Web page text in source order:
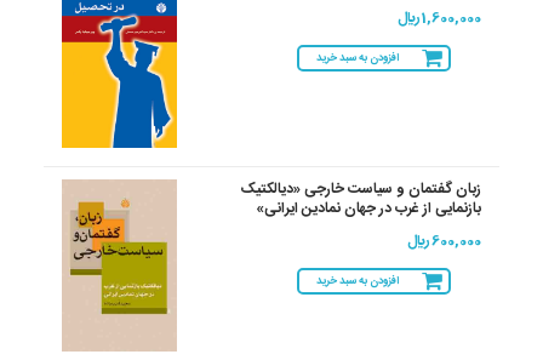
1,600,000 ريال
افزودن به سبد خرید
زبان گفتمان و سیاست خارجی «دیالکتیک
بازنمایی از غرب در جهان نمادین ایرانی»
600,000 ريال
افزودن به سبد خرید